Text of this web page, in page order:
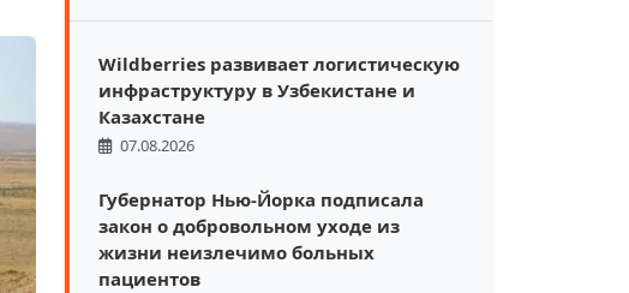
Wildberries развивает логистическую
инфраструктуру в Узбекистане и
Казахстане
07.08.2026
Губернатор Нью-Йорка подписала
закон о добровольном уходе из
жизни неизлечимо больных
пациентов